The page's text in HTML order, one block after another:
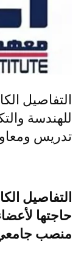
التفاصيل
للهندسة
تدريس
التفاصيل
منصب